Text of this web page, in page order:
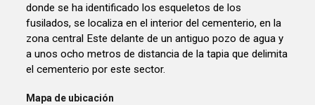
donde se ha identificado los esqueletos de los
fusilados, se localiza en el interior del cementerio, en la
zona central Este delante de un antiguo pozo de agua y
a unos ocho metros de distancia de la tapia que delimita
el cementerio por este sector.
Mapa de ubicación